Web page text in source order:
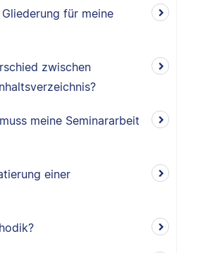
für meine
zwischen
meine Seminararbeit
einer